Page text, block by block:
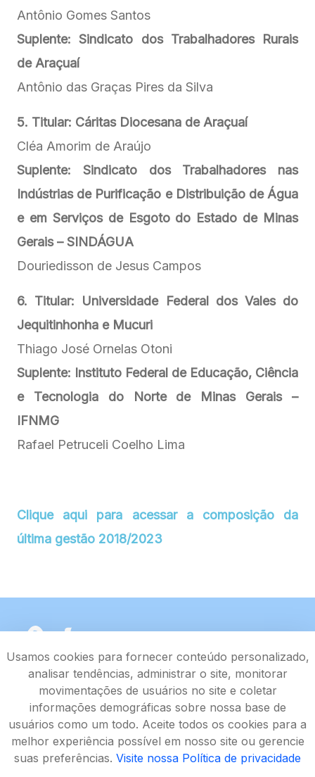
Antônio Gomes Santos
Suplente: Sindicato dos Trabalhadores Rurais
de Araçuaí
Antônio das Graças Pires da Silva
5. Titular: Cáritas Diocesana de Araçuaí
Cléa Amorim de Araújo
Suplente: Sindicato dos Trabalhadores nas
Indústrias de Purificação e Distribuição de Água
e em Serviços de Esgoto do Estado de Minas
Gerais – SINDÁGUA
Douriedisson de Jesus Campos
6. Titular: Universidade Federal dos Vales do
Jequitinhonha e Mucuri
Thiago José Ornelas Otoni
Suplente: Instituto Federal de Educação, Ciência
e Tecnologia do Norte de Minas Gerais –
IFNMG
Rafael Petruceli Coelho Lima
Clique aqui para acessar a composição da
última gestão 2018/2023
Usamos cookies para fornecer conteúdo personalizado,
analisar tendências, administrar o site, monitorar
movimentações de usuários no site e coletar
informações demográficas sobre nossa base de
usuários como um todo. Aceite todos os cookies para a
melhor experiência possível em nosso site ou gerencie
suas preferências. Visite nossa Política de privacidade